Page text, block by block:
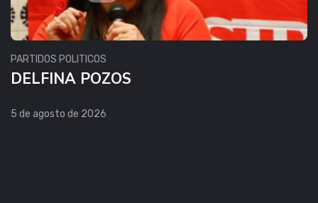
PARTIDOS POLITICOS
DELFINA POZOS
5 de agosto de 2026